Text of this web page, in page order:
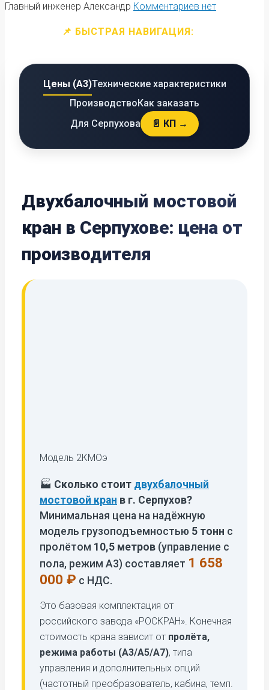
Главный инженер Александр Комментариев нет
📌 БЫСТРАЯ НАВИГАЦИЯ:
Цены (А3)Технические характеристики
Производство Как заказать
Для Серпухова
📄 КП →
Двухбалочный мостовой
кран в Серпухове: цена от
производителя
Модель 2КМОэ
🏭 Сколько стоит двухбалочный
мостовой кран в г. Серпухов?
Минимальная цена на надёжную
модель грузоподъемностью 5 тонн с
пролётом 10,5 метров (управление с
пола, режим А3) составляет 1 658
000 ₽ с НДС.
Это базовая комплектация от
российского завода «РОСКРАН». Конечная
стоимость крана зависит от пролёта,
режима работы (А3/А5/А7), типа
управления и дополнительных опций
(частотный преобразователь, кабина, темп.